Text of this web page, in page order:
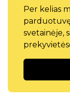
Per kelias
svetainėje,